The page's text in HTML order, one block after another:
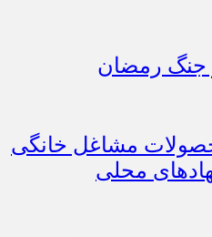
جنگ رمضان
مشاغل خانگی
محلی